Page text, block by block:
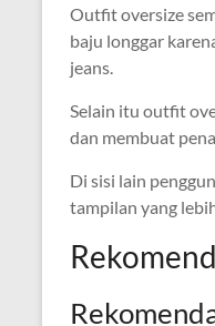
Outfit oversize
baju longgar
jeans.
Selain itu outfit
dan membuat
Di sisi lain
tampilan yang